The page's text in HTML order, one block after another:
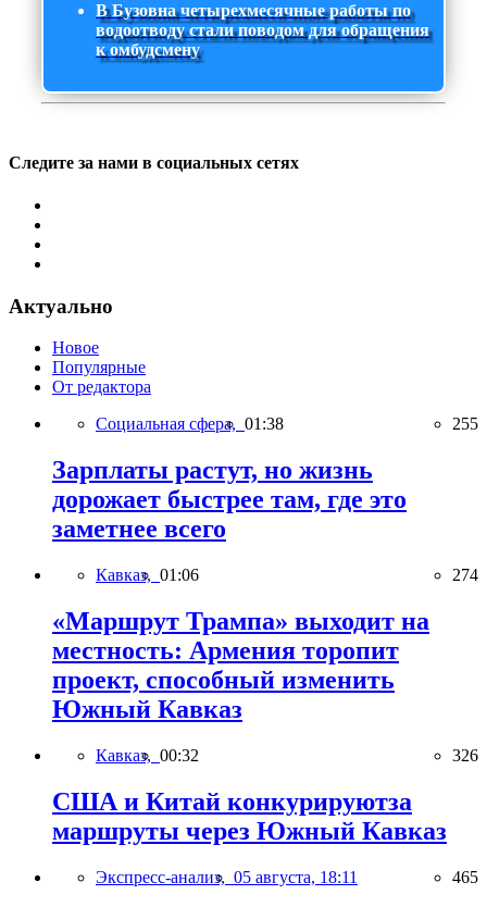
В Бузовна четырехмесячные работы по
водоотводу стали поводом для обращения
к омбудсмену
Следите за нами в социальных сетях
Актуально
Новое
Популярные
От редактора
Социальная сфера, 01:38 255
Зарплаты растут, но жизнь
дорожает быстрее там, где это
заметнее всего
Кавказ, 01:06 274
«Маршрут Трампа» выходит на
местность: Армения торопит
проект, способный изменить
Южный Кавказ
Кавказ, 00:32 326
США и Китай конкурируютза
маршруты через Южный Кавказ
Экспресс-анализ, 05 августа, 18:11 465